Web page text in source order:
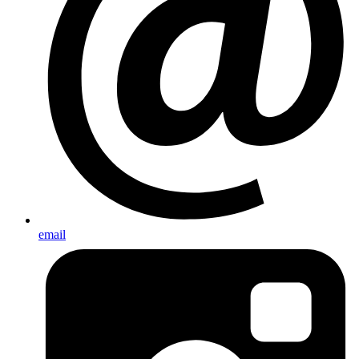
email